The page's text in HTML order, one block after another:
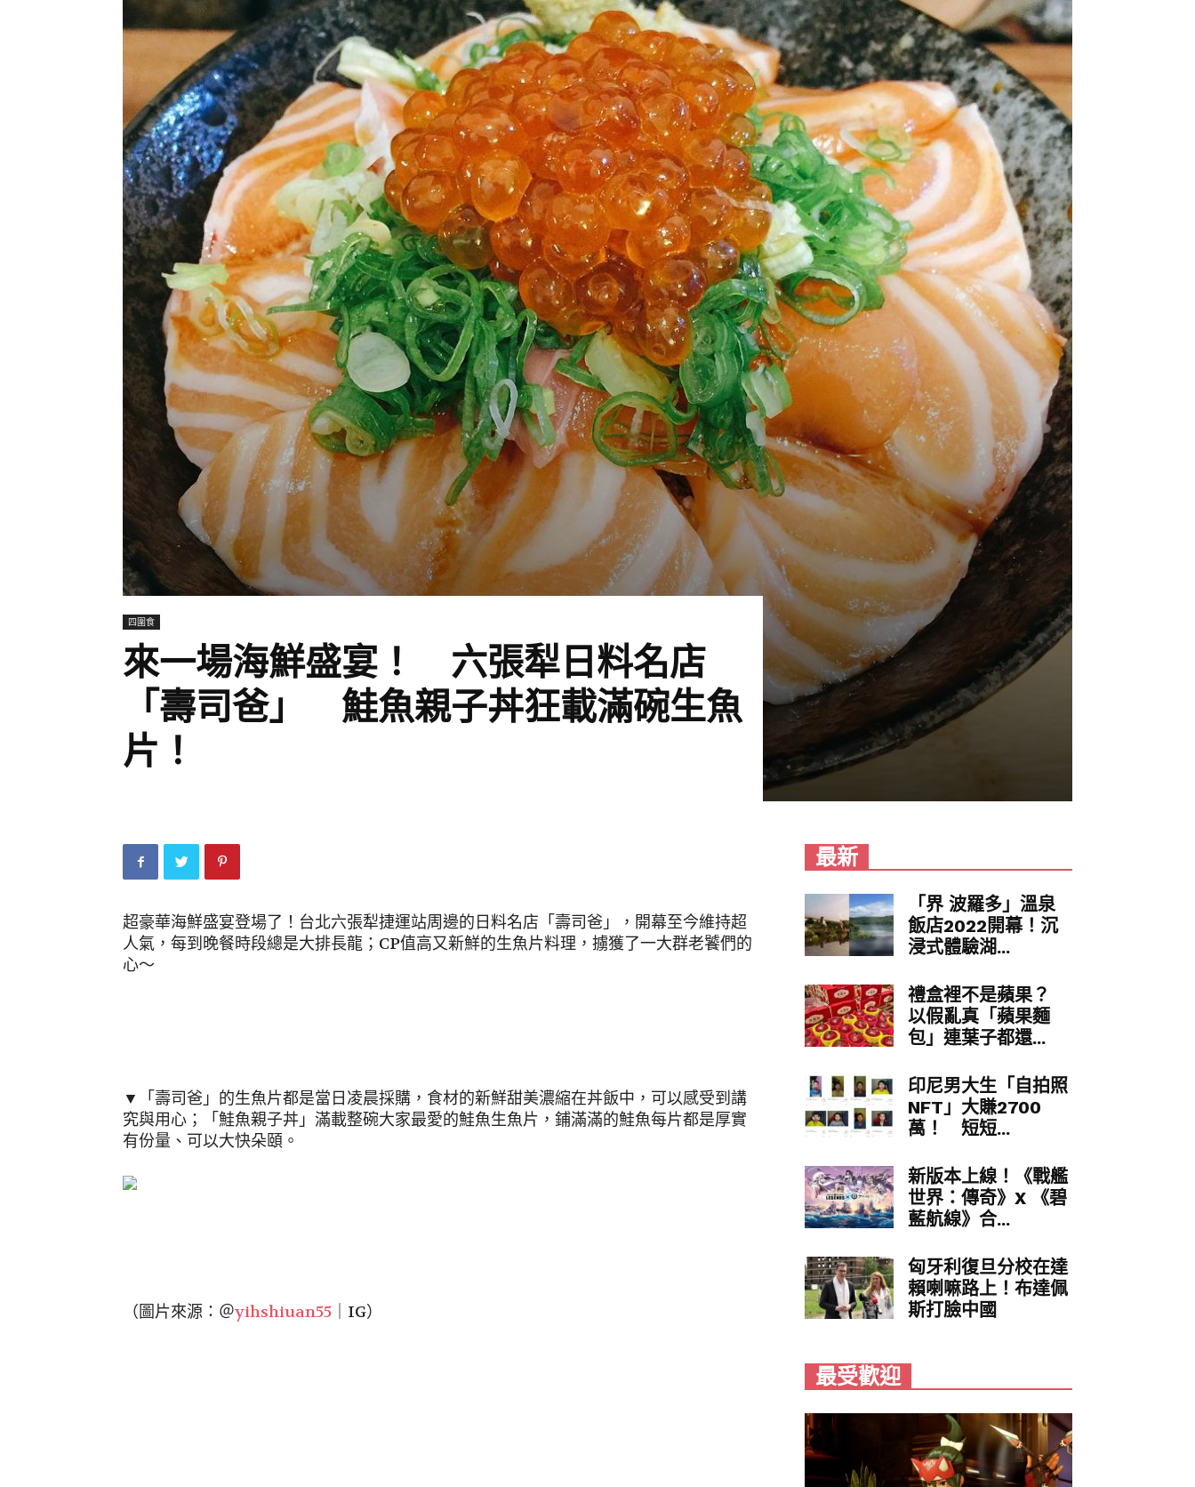
四圍食
來一場海鮮盛宴！ 六張犁日料名店
「壽司爸」 鮭魚親子丼狂載滿碗生魚
片！
超豪華海鮮盛宴登場了！台北六張犁捷運站周邊的日料名店「壽司爸」，開幕至今維持超
人氣，每到晚餐時段總是大排長龍；CP值高又新鮮的生魚片料理，擄獲了一大群老饕們的
心～
▼「壽司爸」的生魚片都是當日凌晨採購，食材的新鮮甜美濃縮在丼飯中，可以感受到講
究與用心；「鮭魚親子丼」滿載整碗大家最愛的鮭魚生魚片，鋪滿滿的鮭魚每片都是厚實
有份量、可以大快朵頤。
（圖片來源：＠yihshiuan55 ｜IG）
最新
「界 波羅多」溫泉
飯店2022開幕！沉
浸式體驗湖...
禮盒裡不是蘋果？
以假亂真「蘋果麵
包」連葉子都還...
印尼男大生「自拍照
NFT」大賺2700
萬！ 短短...
新版本上線！《戰艦
世界：傳奇》X 《碧
藍航線》合...
匈牙利復旦分校在達
賴喇嘛路上！布達佩
斯打臉中國
最受歡迎